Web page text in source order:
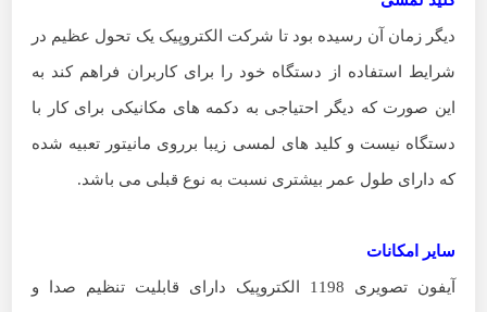
دیگر زمان آن رسیده بود تا شرکت الکتروپیک یک تحول عظیم در
شرایط استفاده از دستگاه خود را برای کاربران فراهم کند به
این صورت که دیگر احتیاجی به دکمه های مکانیکی برای کار با
دستگاه نیست و کلید های لمسی زیبا برروی مانیتور تعبیه شده
که دارای طول عمر بیشتری نسبت به نوع قبلی می باشد.
سایر امکانات
آیفون تصویری 1198 الکتروپیک دارای قابلیت تنظیم صدا و